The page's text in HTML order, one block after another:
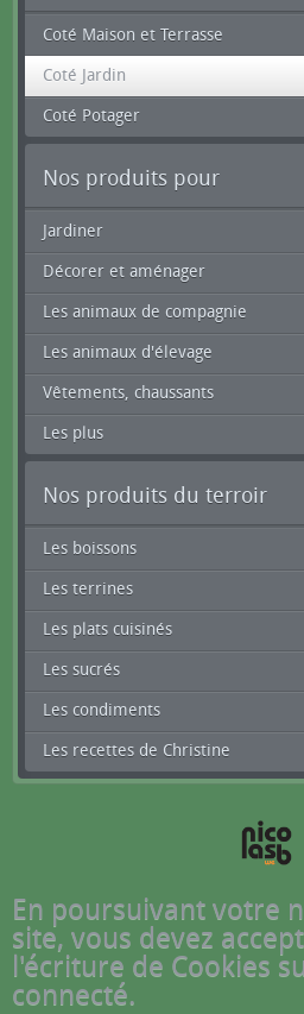
Coté Maison et Terrasse
Coté Jardin
Coté Potager
Nos produits pour
Jardiner
Décorer et aménager
Les animaux de compagnie
Les animaux d'élevage
Vêtements, chaussants
Les plus
Nos produits du terroir
Les boissons
Les terrines
Les plats cuisinés
Les sucrés
Les condiments
Les recettes de Christine
En poursuivant votre
site, vous devez
l'écriture de Cookies
connecté.